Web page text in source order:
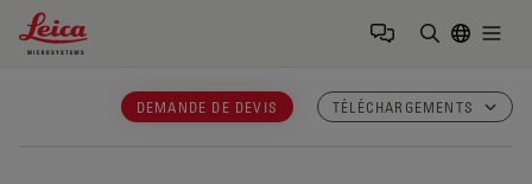
Leica Microsystems Logo
DEMANDE DE DEVIS TÉLÉCHARGEMENTS